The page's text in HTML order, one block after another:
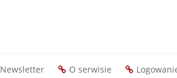
Newsletter O serwisie